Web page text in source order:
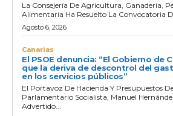
La Consejería De Agricultura, Ganadería,
Alimentaria Ha Resuelto La Convocatoria
Agosto 6, 2026
Canarias
El PSOE denuncia: “El Gobierno de
que la deriva de descontrol del
en los servicios públicos”
El Portavoz De Hacienda Y Presupuestos
Parlamentario Socialista, Manuel
Advertido...